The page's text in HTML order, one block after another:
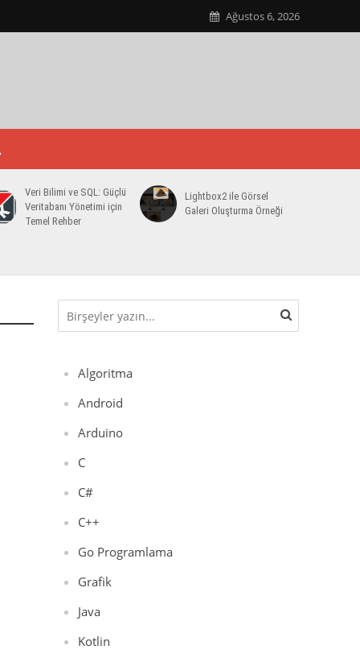
Ağustos 6, 2026
Veri Bilimi ve SQL: Güçlü
Veritabanı Yönetimi için
Temel Rehber
Lightbox2 ile Görsel
Galeri Oluşturma Örneği
Algoritma
Android
Arduino
C
C#
C++
Go Programlama
Grafik
Java
Kotlin